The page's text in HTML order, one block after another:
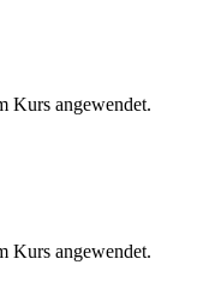
Kurs angewendet.
Kurs angewendet.